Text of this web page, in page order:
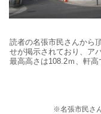
読者の名張市民さんから
せが掲示されており、 ア
最高高さは108.2ｍ、軒
※名張市民さ